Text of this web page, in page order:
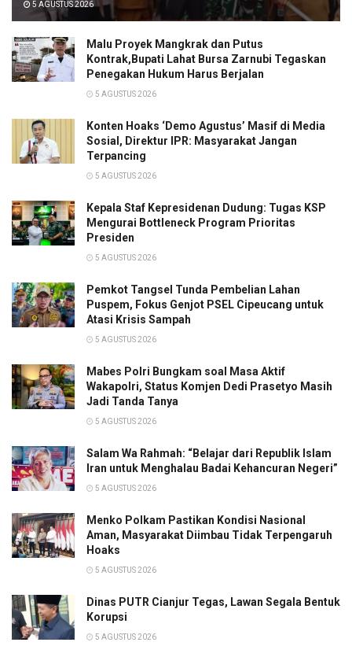
5 AGUSTUS 2026
Malu Proyek Mangkrak dan Putus
Kontrak,Bupati Lahat Bursa Zarnubi Tegaskan
Penegakan Hukum Harus Berjalan
5 AGUSTUS 2026
Konten Hoaks ‘Demo Agustus’ Masif di Media
Sosial, Direktur IPR: Masyarakat Jangan
Terpancing
5 AGUSTUS 2026
Kepala Staf Kepresidenan Dudung: Tugas KSP
Mengurai Bottleneck Program Prioritas
Presiden
5 AGUSTUS 2026
Pemkot Tangsel Tunda Pembelian Lahan
Puspem, Fokus Genjot PSEL Cipeucang untuk
Atasi Krisis Sampah
5 AGUSTUS 2026
Mabes Polri Bungkam soal Masa Aktif
Wakapolri, Status Komjen Dedi Prasetyo Masih
Jadi Tanda Tanya
5 AGUSTUS 2026
Salam Wa Rahmah: “Belajar dari Republik Islam
Iran untuk Menghalau Badai Kehancuran Negeri”
5 AGUSTUS 2026
Menko Polkam Pastikan Kondisi Nasional
Aman, Masyarakat Diimbau Tidak Terpengaruh
Hoaks
5 AGUSTUS 2026
Dinas PUTR Cianjur Tegas, Lawan Segala Bentuk
Korupsi
5 AGUSTUS 2026